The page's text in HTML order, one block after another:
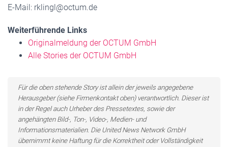
E-Mail: rklingl@octum.de
Weiterführende Links
Originalmeldung der OCTUM GmbH
Alle Stories der OCTUM GmbH
Für die oben stehende Story ist allein der jeweils angegebene
Herausgeber (siehe Firmenkontakt oben) verantwortlich. Dieser ist
in der Regel auch Urheber des Pressetextes, sowie der
angehängten Bild-, Ton-, Video-, Medien- und
Informationsmaterialien. Die United News Network GmbH
übernimmt keine Haftung für die Korrektheit oder Vollständigkeit